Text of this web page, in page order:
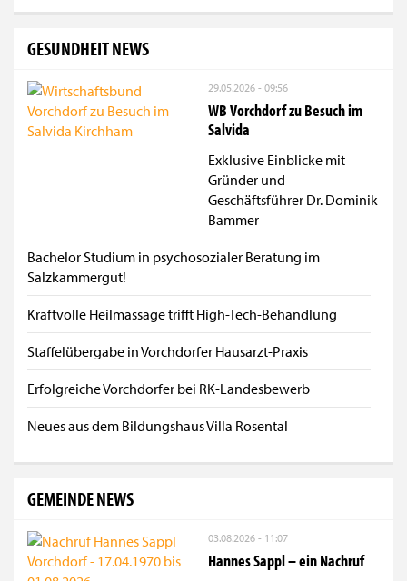
GESUNDHEIT NEWS
29.05.2026 - 09:56
WB Vorchdorf zu Besuch im
Salvida
Exklusive Einblicke mit
Gründer und
Geschäftsführer Dr. Dominik
Bammer
Bachelor Studium in psychosozialer Beratung im
Salzkammergut!
Kraftvolle Heilmassage trifft High-Tech-Behandlung
Staffelübergabe in Vorchdorfer Hausarzt-Praxis
Erfolgreiche Vorchdorfer bei RK-Landesbewerb
Neues aus dem Bildungshaus Villa Rosental
GEMEINDE NEWS
03.08.2026 - 11:07
Hannes Sappl – ein Nachruf